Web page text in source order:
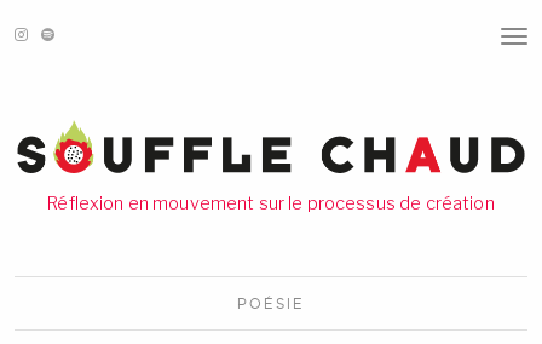
T
N
A
N
Réflexion en mouvement sur le processus de création
POÉSIE